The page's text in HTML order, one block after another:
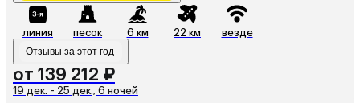
линия песок 6 км 22 км везде
Отзывы за этот год
от 139 212 ₽
19 дек. - 25 дек., 6 ночей